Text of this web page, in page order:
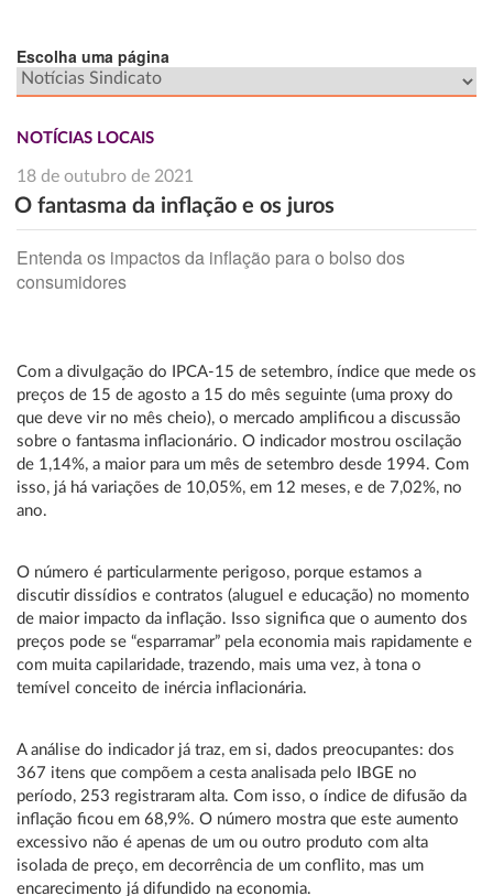
Escolha uma página
NOTÍCIAS LOCAIS
18 de outubro de 2021
O fantasma da inflação e os juros
Entenda os impactos da inflação para o bolso dos
consumidores
Com a divulgação do IPCA-15 de setembro, índice que mede os
preços de 15 de agosto a 15 do mês seguinte (uma proxy do
que deve vir no mês cheio), o mercado amplificou a discussão
sobre o fantasma inflacionário. O indicador mostrou oscilação
de 1,14%, a maior para um mês de setembro desde 1994. Com
isso, já há variações de 10,05%, em 12 meses, e de 7,02%, no
ano.
O número é particularmente perigoso, porque estamos a
discutir dissídios e contratos (aluguel e educação) no momento
de maior impacto da inflação. Isso significa que o aumento dos
preços pode se “esparramar” pela economia mais rapidamente e
com muita capilaridade, trazendo, mais uma vez, à tona o
temível conceito de inércia inflacionária.
A análise do indicador já traz, em si, dados preocupantes: dos
367 itens que compõem a cesta analisada pelo IBGE no
período, 253 registraram alta. Com isso, o índice de difusão da
inflação ficou em 68,9%. O número mostra que este aumento
excessivo não é apenas de um ou outro produto com alta
isolada de preço, em decorrência de um conflito, mas um
encarecimento já difundido na economia.